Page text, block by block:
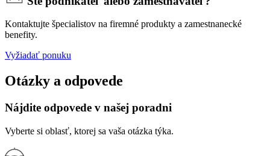
Kontaktujte špecialistov na firemné produkty a zamestnanecké
benefity.
Vyžiadať ponuku
Otázky a odpovede
Nájdite odpovede v našej poradni
Vyberte si oblasť, ktorej sa vaša otázka týka.